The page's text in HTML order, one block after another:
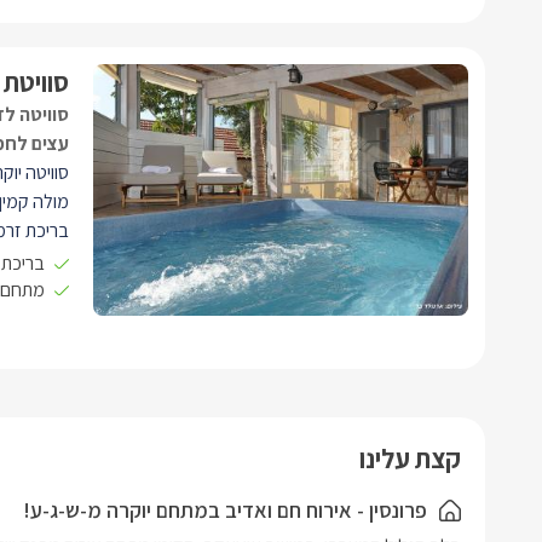
סוויטה
עצים
סוויטה
מולה
בריכת
מקצועית
איכותי,
פרטית
בריכת
מתחם
מפואר
איכותי,
ישיבה
פרטית
מחוממת
מסביבה.
קצת עלינו
פרונסין - אירוח חם ואדיב במתחם יוקרה מ-ש-ג-ע!